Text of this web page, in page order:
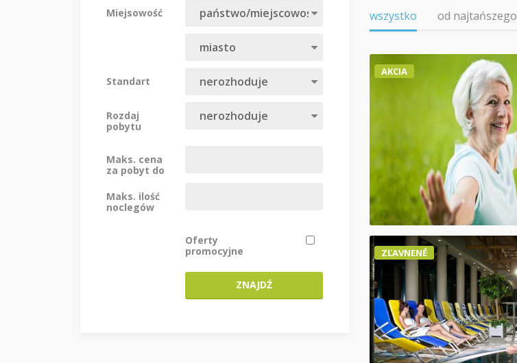
Miejsowość
Standart
Rozdaj
pobytu
Maks. cena
za pobyt do
Maks. ilość
noclegów
Oferty
promocyjne
ZNAJDŹ
wszystko od najtańszego
AKCIA
ZĽAVNENÉ